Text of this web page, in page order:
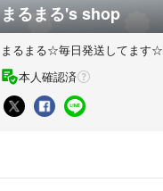
まるまる's shop
まるまる☆毎日発送してます☆
本人確認済